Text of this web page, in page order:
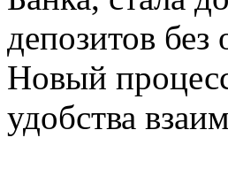
депозитов без
Новый
удобства